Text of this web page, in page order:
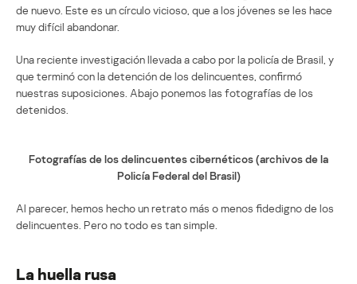
de nuevo. Este es un círculo vicioso, que a los jóvenes se les hace
muy difícil abandonar.
Una reciente investigación llevada a cabo por la policía de Brasil, y
que terminó con la detención de los delincuentes, confirmó
nuestras suposiciones. Abajo ponemos las fotografías de los
detenidos.
Fotografías de los delincuentes cibernéticos (archivos de la
Policía Federal del Brasil)
Al parecer, hemos hecho un retrato más o menos fidedigno de los
delincuentes. Pero no todo es tan simple.
La huella rusa